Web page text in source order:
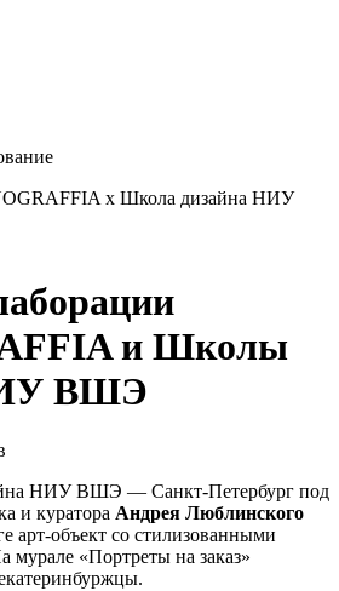
x Школа дизайна НИУ
и Школы
ВШЭ
НИУ ВШЭ — Санкт-Петербург под
и куратора Андрея Люблинского
арт-объект со стилизованными
мурале «Портреты на заказ»